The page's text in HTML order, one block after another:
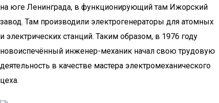
на юге Ленинграда, в функционирующий там Ижорский
завод. Там производили электрогенераторы для атомных
и электрических станций. Таким образом, в 1976 году
новоиспечённый инженер-механик начал свою трудовую
деятельность в качестве мастера электромеханического
цеха.